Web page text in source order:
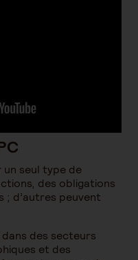
un seul type de
des obligations
; d’autres peuvent
des secteurs
et des